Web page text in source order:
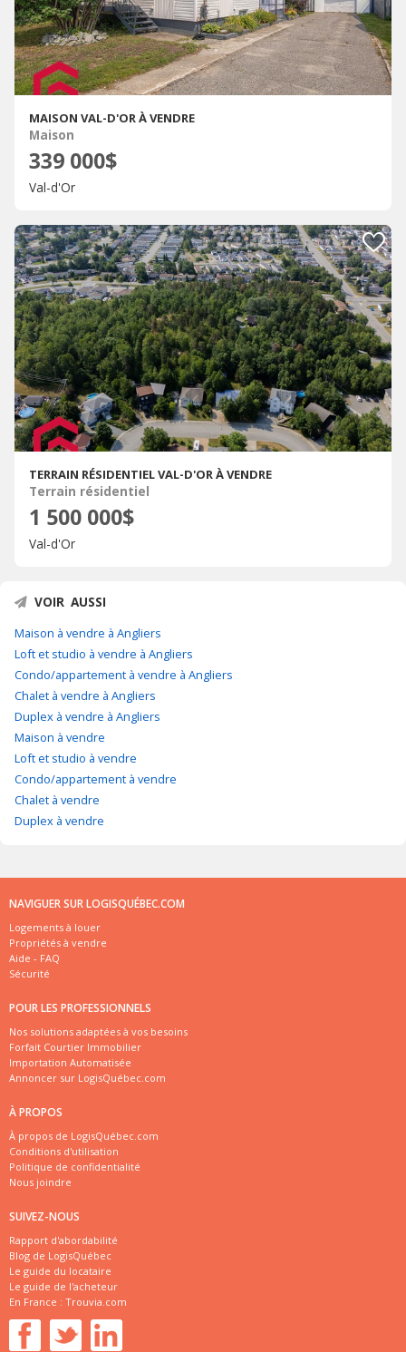
MAISON VAL-D'OR À VENDRE
Maison
339 000$
Val-d'Or
TERRAIN RÉSIDENTIEL VAL-D'OR À VENDRE
Terrain résidentiel
1 500 000$
Val-d'Or
VOIR AUSSI
Maison à vendre à Angliers
Loft et studio à vendre à Angliers
Condo/appartement à vendre à Angliers
Chalet à vendre à Angliers
Duplex à vendre à Angliers
Maison à vendre
Loft et studio à vendre
Condo/appartement à vendre
Chalet à vendre
Duplex à vendre
NAVIGUER SUR LOGISQUÉBEC.COM
Logements à louer
Propriétés à vendre
Aide - FAQ
Sécurité
POUR LES PROFESSIONNELS
Nos solutions adaptées à vos besoins
Forfait Courtier Immobilier
Importation Automatisée
Annoncer sur LogisQuébec.com
À PROPOS
À propos de LogisQuébec.com
Conditions d'utilisation
Politique de confidentialité
Nous joindre
SUIVEZ-NOUS
Rapport d'abordabilité
Blog de LogisQuébec
Le guide du locataire
Le guide de l'acheteur
En France : Trouvia.com